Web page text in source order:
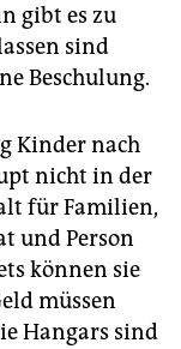
gibt es zu
sind
Beschulung.
Kinder nach
nicht in der
für Familien,
und Person
können sie
müssen
Hangars sind